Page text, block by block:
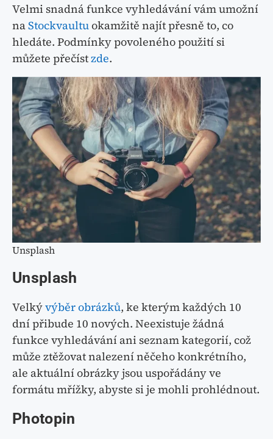
Velmi snadná funkce vyhledávání vám umožní
naStockvaultuokamžitě najít přesně to, co
hledáte. Podmínky povoleného použití si
můžete přečístzde.
Unsplash
Unsplash
Velkývýběr obrázků, ke kterým každých 10
dní přibude 10 nových. Neexistuje žádná
funkce vyhledávání ani seznam kategorií, což
může ztěžovat nalezení něčeho konkrétního,
ale aktuální obrázky jsou uspořádány ve
formátu mřížky, abyste si je mohli prohlédnout.
Photopin